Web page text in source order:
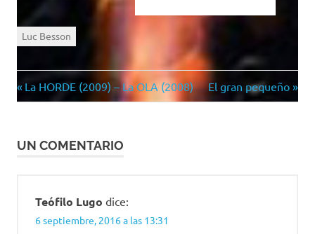
Luc Besson
Navegación
entradas
Entrada
anterior:
La HORDE (2009) – La OLA (2008)
Siguiente
entrada:
El gran pequeño
UN COMENTARIO
Teófilo Lugo dice:
6 septiembre, 2016 a las 13:31